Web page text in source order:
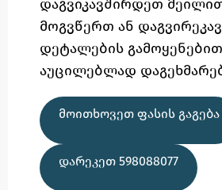
დაგვიკავშირდეთ
მოგვწერთ ან
დეტალების
აუცილებლად
ᲛᲝᲘᲗᲮᲝᲕᲔᲗ ᲤᲐᲡᲘᲡ ᲒᲐᲒᲔᲑᲐ
ᲓᲐᲠᲔᲙᲔᲗ 598088077